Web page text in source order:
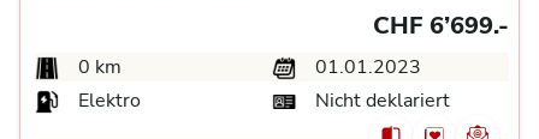
CHF 6’699.-
0 km
01.01.2023
Elektro
Nicht deklariert